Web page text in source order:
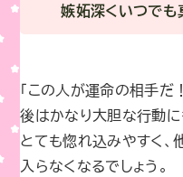
嫉妬深くいつでも
「この人が運命の相手だ
後はかなり大胆な行動に
とても惚れ込みやすく、
入らなくなるでしょう。